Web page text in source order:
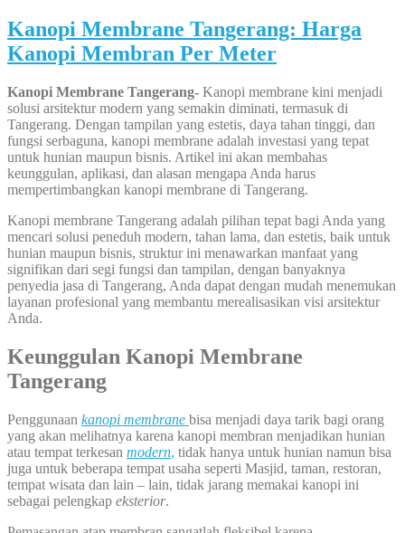
Kanopi Membrane Tangerang: Harga
Kanopi Membran Per Meter
Kanopi Membrane Tangerang- Kanopi membrane kini menjadi
solusi arsitektur modern yang semakin diminati, termasuk di
Tangerang. Dengan tampilan yang estetis, daya tahan tinggi, dan
fungsi serbaguna, kanopi membrane adalah investasi yang tepat
untuk hunian maupun bisnis. Artikel ini akan membahas
keunggulan, aplikasi, dan alasan mengapa Anda harus
mempertimbangkan kanopi membrane di Tangerang.
Kanopi membrane Tangerang adalah pilihan tepat bagi Anda yang
mencari solusi peneduh modern, tahan lama, dan estetis, baik untuk
hunian maupun bisnis, struktur ini menawarkan manfaat yang
signifikan dari segi fungsi dan tampilan, dengan banyaknya
penyedia jasa di Tangerang, Anda dapat dengan mudah menemukan
layanan profesional yang membantu merealisasikan visi arsitektur
Anda.
Keunggulan Kanopi Membrane
Tangerang
Penggunaan kanopi membrane bisa menjadi daya tarik bagi orang
yang akan melihatnya karena kanopi membran menjadikan hunian
atau tempat terkesan modern, tidak hanya untuk hunian namun bisa
juga untuk beberapa tempat usaha seperti Masjid, taman, restoran,
tempat wisata dan lain – lain, tidak jarang memakai kanopi ini
sebagai pelengkap eksterior.